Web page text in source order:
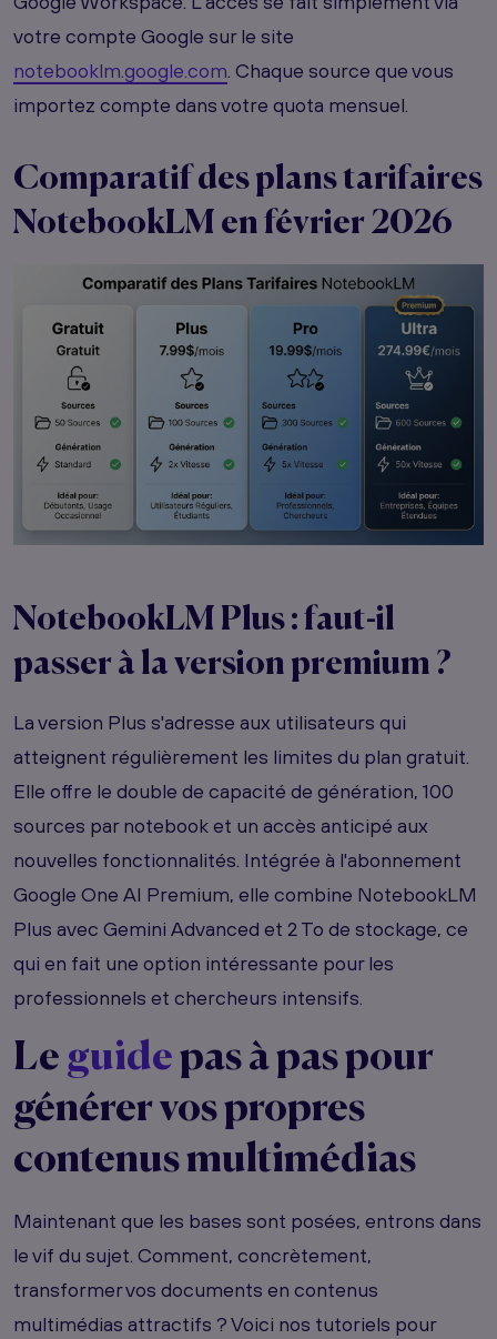
votre compte Google sur le site
notebooklm.google.com. Chaque source que vous
importez compte dans votre quota mensuel.
Comparatif des plans tarifaires
NotebookLM en février 2026
NotebookLM Plus : faut-il
passer à la version premium ?
La version Plus s'adresse aux utilisateurs qui
atteignent régulièrement les limites du plan gratuit.
Elle offre le double de capacité de génération, 100
sources par notebook et un accès anticipé aux
nouvelles fonctionnalités. Intégrée à l'abonnement
Google One AI Premium, elle combine NotebookLM
Plus avec Gemini Advanced et 2 To de stockage, ce
qui en fait une option intéressante pour les
professionnels et chercheurs intensifs.
Le guidepas à pas pour
générer vos propres
contenus multimédias
Maintenant que les bases sont posées, entrons dans
le vif du sujet. Comment, concrètement,
transformer vos documents en contenus
multimédias attractifs ? Voici nos tutoriels pour